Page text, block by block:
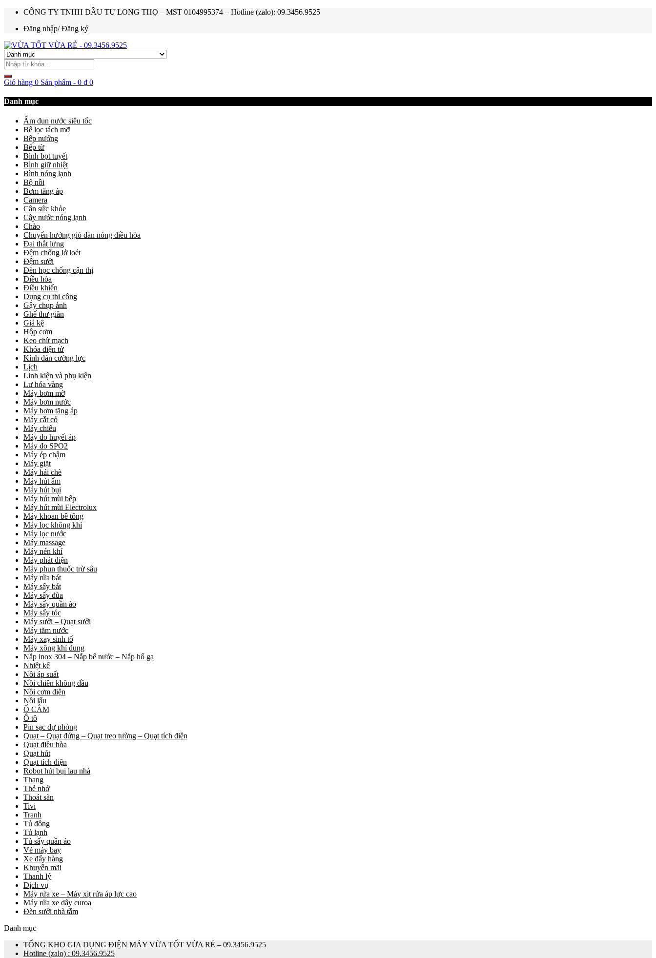
CÔNG TY TNHH ĐẦU TƯ LONG THỌ – MST 0104995374 – Hotline (zalo): 09.3456.9525
Đăng nhập/ Đăng ký
Giỏ hàng 0 Sản phẩm - 0 ₫ 0
Danh mục
Ấm đun nước siêu tốc
Bể lọc tách mỡ
Bếp nướng
Bếp từ
Bình bọt tuyết
Bình giữ nhiệt
Bình nóng lạnh
Bộ nồi
Bơm tăng áp
Camera
Cân sức khỏe
Cây nước nóng lạnh
Chảo
Chuyển hướng gió dàn nóng điều hòa
Đai thắt lưng
Đệm chống lở loét
Đệm sưởi
Đèn học chống cận thị
Điều hòa
Điều khiển
Dụng cụ thi công
Gậy chụp ảnh
Ghế thư giãn
Giá kệ
Hộp cơm
Keo chít mạch
Khóa điện tử
Kính dán cường lực
Lịch
Linh kiện và phụ kiện
Lư hóa vàng
Máy bơm mỡ
Máy bơm nước
Máy bơm tăng áp
Máy cắt cỏ
Máy chiếu
Máy đo huyết áp
Máy đo SPO2
Máy ép chậm
Máy giặt
Máy hái chè
Máy hút ẩm
Máy hút bụi
Máy hút mùi bếp
Máy hút mùi Electrolux
Máy khoan bê tông
Máy lọc không khí
Máy lọc nước
Máy massage
Máy nén khí
Máy phát điện
Máy phun thuốc trừ sâu
Máy rửa bát
Máy sấy bát
Máy sấy đũa
Máy sấy quần áo
Máy sấy tóc
Máy sưởi – Quạt sưởi
Máy tăm nước
Máy xay sinh tố
Máy xông khí dung
Nắp inox 304 – Nắp bể nước – Nắp hố ga
Nhiệt kế
Nồi áp suất
Nồi chiên không dầu
Nồi cơm điện
Nồi lẩu
Ổ CẮM
Ô tô
Pin sạc dự phòng
Quạt – Quạt đứng – Quạt treo tường – Quạt tích điện
Quạt điều hòa
Quạt hút
Quạt tích điện
Robot hút bụi lau nhà
Thang
Thẻ nhớ
Thoát sàn
Tivi
Tranh
Tủ đông
Tủ lạnh
Tủ sấy quần áo
Vé máy bay
Xe đẩy hàng
Khuyến mãi
Thanh lý
Dịch vụ
Máy rửa xe – Máy xịt rửa áp lực cao
Máy rửa xe dây curoa
Đèn sưởi nhà tắm
Danh mục
TỔNG KHO GIA DỤNG ĐIỆN MÁY VỪA TỐT VỪA RẺ – 09.3456.9525
Hotline (zalo) : 09.3456.9525